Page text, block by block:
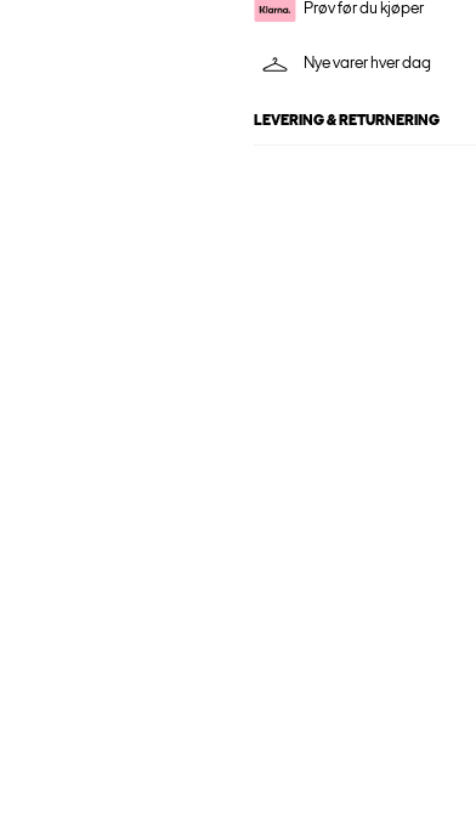
Prøv før du kjøper
Nye varer hver dag
LEVERING & RETURNERING